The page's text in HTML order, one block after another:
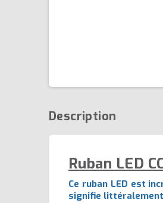
Description
Ruban LED
Ce ruban LED est
signifie littéralement